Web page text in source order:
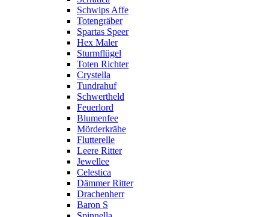
Schwips Affe
Totengräber
Spartas Speer
Hex Maler
Sturmflügel
Toten Richter
Crystella
Tundrahuf
Schwertheld
Feuerlord
Blumenfee
Mörderkrähe
Flutterelle
Leere Ritter
Jewellee
Celestica
Dämmer Ritter
Drachenherr
Baron S